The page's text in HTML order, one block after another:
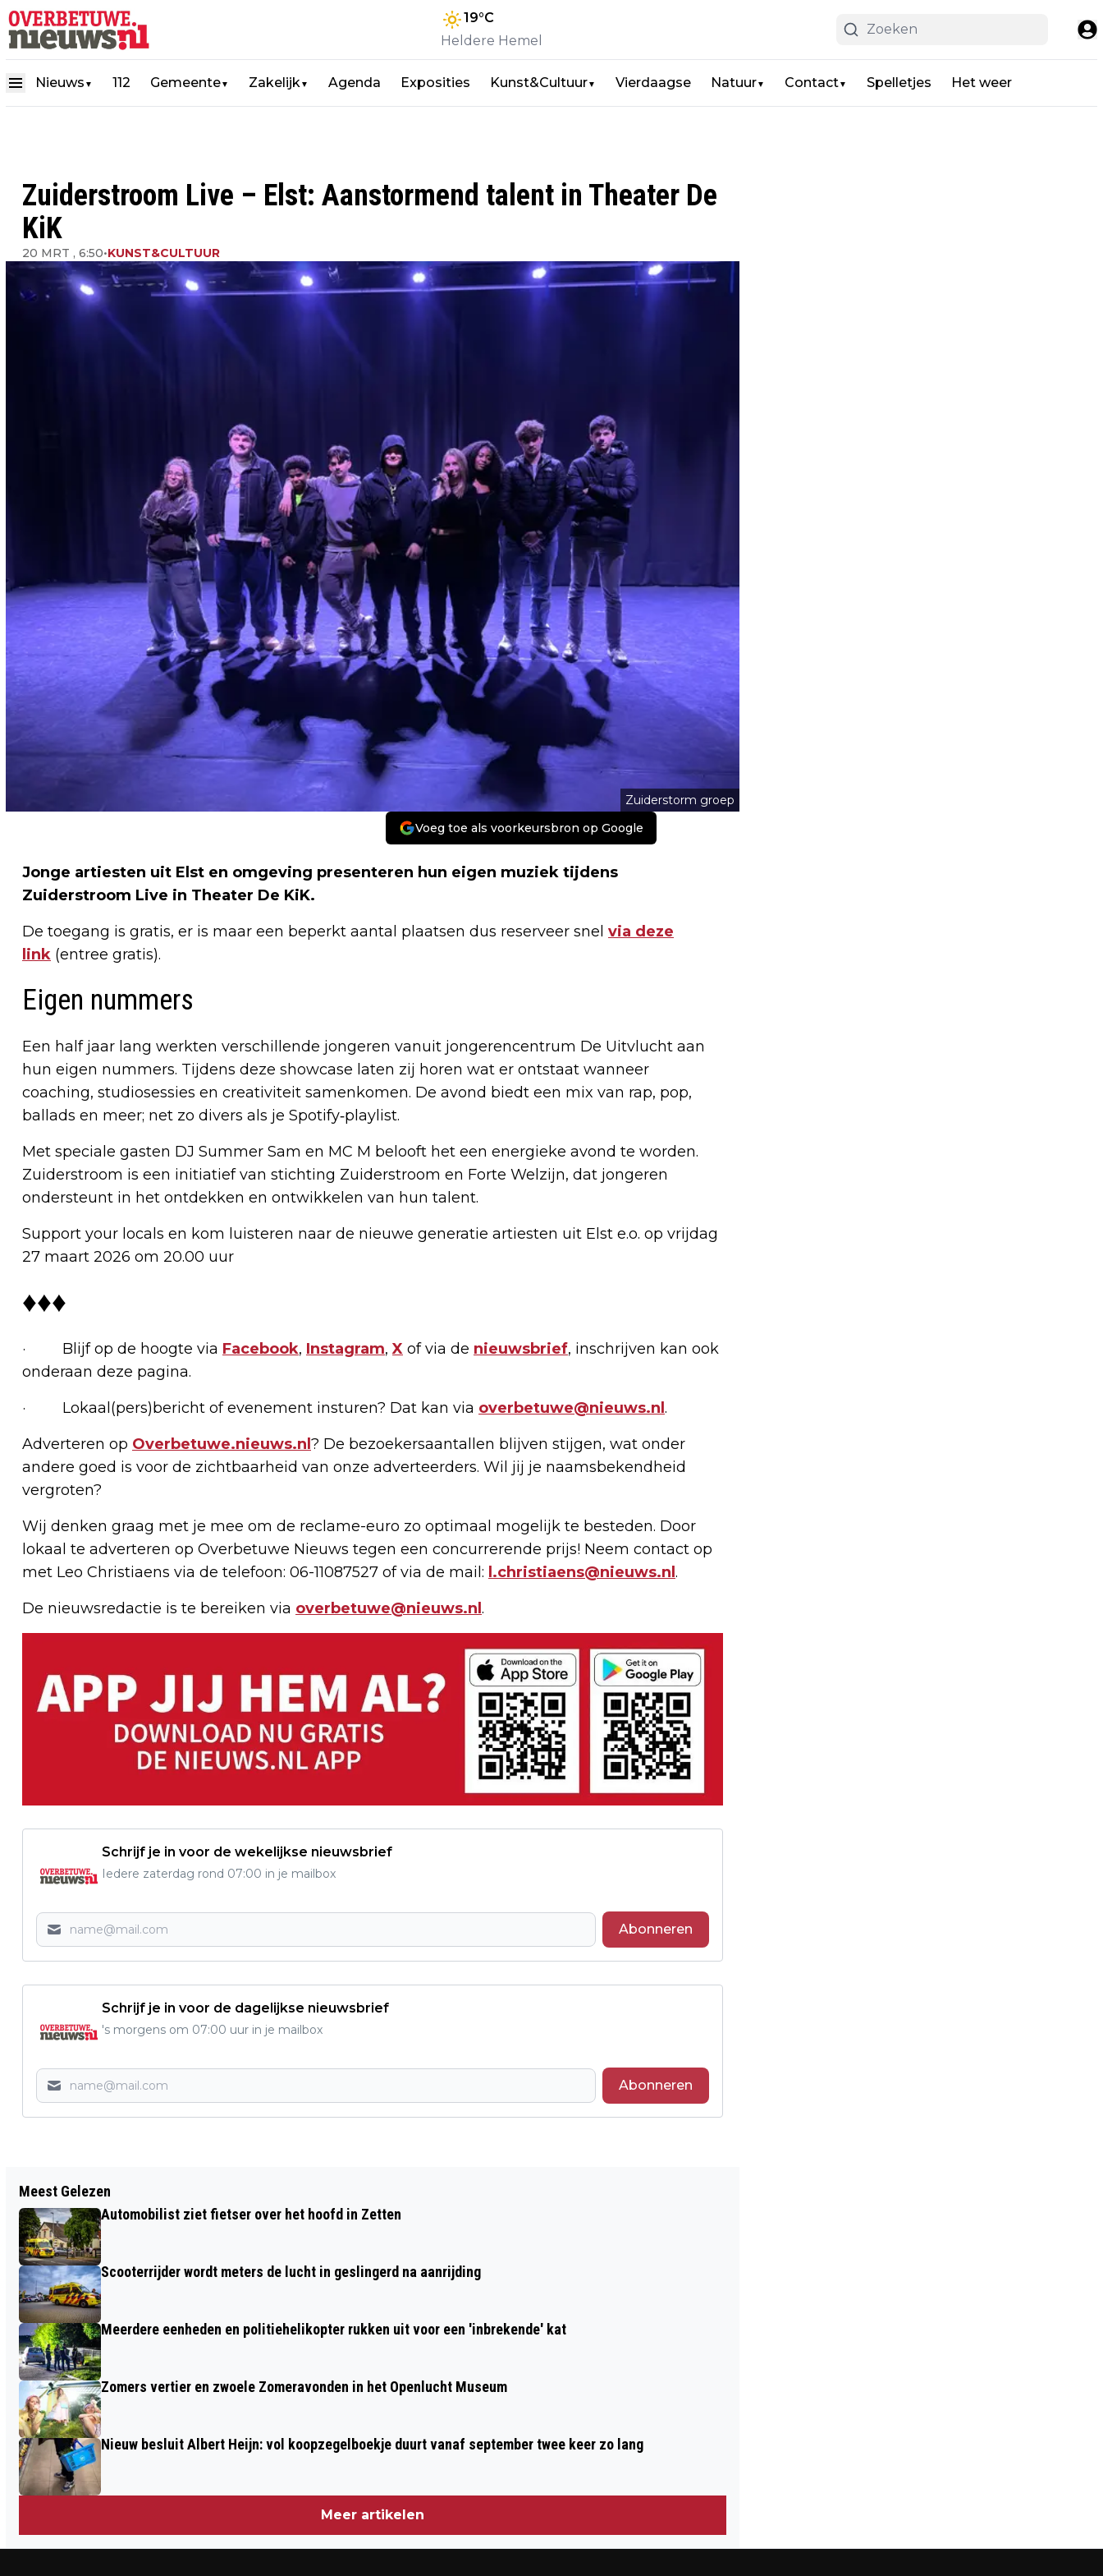
19°C
Heldere Hemel
Nieuws ▼ 112 Gemeente▼ Zakelijk▼ Agenda Exposities Kunst&Cultuur▼ Vierdaagse Natuur▼ Contact▼ Spelletjes Het weer
Zuiderstroom Live – Elst: Aanstormend talent in Theater De
KiK
20 MRT , 6:50•KUNST&CULTUUR
Zuiderstorm groep
Voeg toe als voorkeursbron op Google
Jonge artiesten uit Elst en omgeving presenteren hun eigen muziek tijdens
Zuiderstroom Live in Theater De KiK.
De toegang is gratis, er is maar een beperkt aantal plaatsen dus reserveer snel via deze
link (entree gratis).
Eigen nummers
Een half jaar lang werkten verschillende jongeren vanuit jongerencentrum De Uitvlucht aan
hun eigen nummers. Tijdens deze showcase laten zij horen wat er ontstaat wanneer
coaching, studiosessies en creativiteit samenkomen. De avond biedt een mix van rap, pop,
ballads en meer; net zo divers als je Spotify‑playlist.
Met speciale gasten DJ Summer Sam en MC M belooft het een energieke avond te worden.
Zuiderstroom is een initiatief van stichting Zuiderstroom en Forte Welzijn, dat jongeren
ondersteunt in het ontdekken en ontwikkelen van hun talent.
Support your locals en kom luisteren naar de nieuwe generatie artiesten uit Elst e.o. op vrijdag
27 maart 2026 om 20.00 uur
♦♦♦
· Blijf op de hoogte via Facebook, Instagram,X of via de nieuwsbrief, inschrijven kan ook
onderaan deze pagina.
· Lokaal(pers)bericht of evenement insturen? Dat kan via overbetuwe@nieuws.nl .
Adverteren op Overbetuwe.nieuws.nl ? De bezoekersaantallen blijven stijgen, wat onder
andere goed is voor de zichtbaarheid van onze adverteerders. Wil jij je naamsbekendheid
vergroten?
Wij denken graag met je mee om de reclame-euro zo optimaal mogelijk te besteden. Door
lokaal te adverteren op Overbetuwe Nieuws tegen een concurrerende prijs! Neem contact op
met Leo Christiaens via de telefoon: 06-11087527 of via de mail: l.christiaens@nieuws.nl .
De nieuwsredactie is te bereiken via overbetuwe@nieuws.nl .
Schrijf je in voor de wekelijkse nieuwsbrief
Iedere zaterdag rond 07:00 in je mailbox
Abonneren
Schrijf je in voor de dagelijkse nieuwsbrief
's morgens om 07:00 uur in je mailbox
Abonneren
‘HOOIKOORTS OF INSECTENBEET? KIJK
EERST ONLINE‘
WISSELVALLIG EN KOUD WEER
Meest Gelezen
Automobilist ziet fietser over het hoofd in Zetten
Scooterrijder wordt meters de lucht in geslingerd na aanrijding
Meerdere eenheden en politiehelikopter rukken uit voor een 'inbrekende' kat
Zomers vertier en zwoele Zomeravonden in het Openlucht Museum
Nieuw besluit Albert Heijn: vol koopzegelboekje duurt vanaf september twee keer zo lang
Meer artikelen